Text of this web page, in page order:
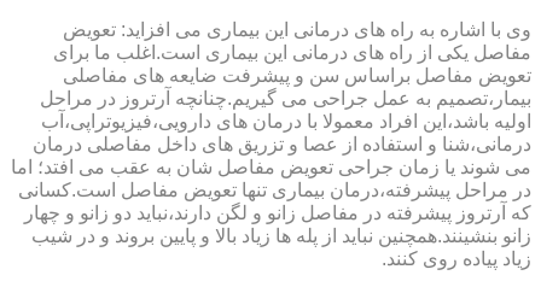
وی با اشاره به راه های درمانی این بیماری می افزاید: تعویض
مفاصل یکی از راه های درمانی این بیماری است.اغلب ما برای
تعویض مفاصل براساس سن و پیشرفت ضایعه های مفاصلی
بیمار،تصمیم به عمل جراحی می گیریم.چنانچه آرتروز در مراحل
اولیه باشد،این افراد معمولا با درمان های دارویی،فیزیوتراپی،آب
درمانی،شنا و استفاده از عصا و تزریق های داخل مفاصلی درمان
می شوند یا زمان جراحی تعویض مفاصل شان به عقب می افتد؛ اما
در مراحل پیشرفته،درمان بیماری تنها تعویض مفاصل است.کسانی
که آرتروز پیشرفته در مفاصل زانو و لگن دارند،نباید دو زانو و چهار
زانو بنشینند.همچنین نباید از پله ها زیاد بالا و پایین بروند و در شیب
زیاد پیاده روی کنند.